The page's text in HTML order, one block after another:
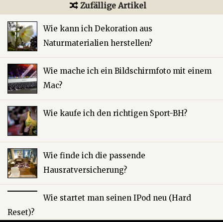
Zufällige Artikel
Wie kann ich Dekoration aus
Naturmaterialien herstellen?
Wie mache ich ein Bildschirmfoto mit einem
Mac?
Wie kaufe ich den richtigen Sport-BH?
Wie finde ich die passende
Hausratversicherung?
Wie startet man seinen IPod neu (Hard
Reset)?